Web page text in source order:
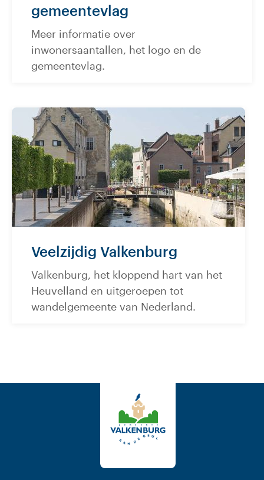
gemeentevlag
Meer informatie over
inwonersaantallen, het logo en de
gemeentevlag.
Veelzijdig Valkenburg
Valkenburg, het kloppend hart van het
Heuvelland en uitgeroepen tot
wandelgemeente van Nederland.